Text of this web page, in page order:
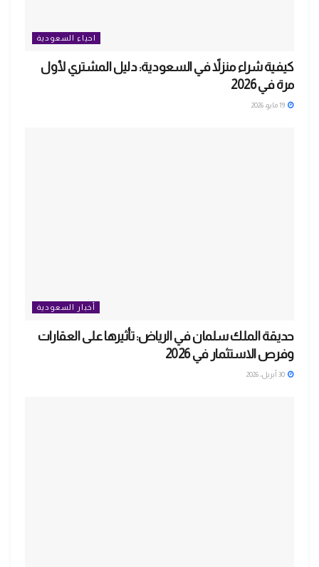
احياء السعودية
كيفية شراء منزلاً في السعودية: دليل المشتري لأول
مرة في 2026
أخبار السعودية
حديقة الملك سلمان في الرياض: تأثيرها على العقارات
وفرص الاستثمار في 2026